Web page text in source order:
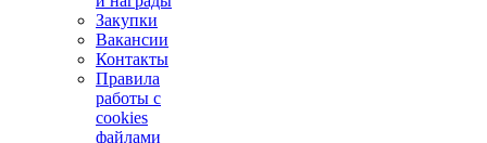
Закупки
Вакансии
Контакты
Правила
работы с
cookies
файлами